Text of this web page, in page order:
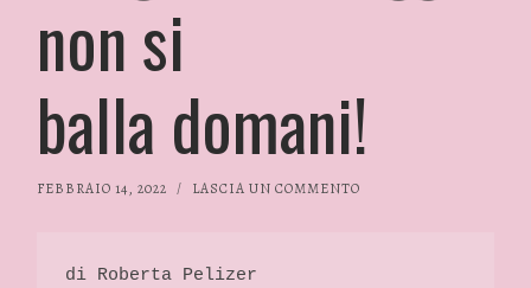
non si
balla domani!
FEBBRAIO 14, 2022 / LASCIA UN COMMENTO
di Roberta Pelizer